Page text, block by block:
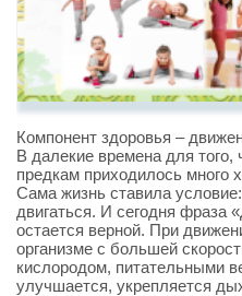
Компонент здоровья –
В далекие времена для
предкам приходилось много
Сама жизнь ставила
двигаться. И сегодня фраза
остается верной. При
организме с большей
кислородом, питательными
улучшается, укрепляется